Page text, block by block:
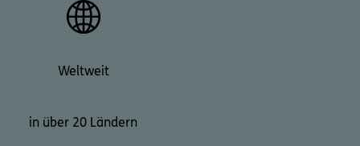
Weltweit
in über 20 Ländern